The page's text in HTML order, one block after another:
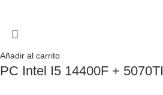
Añadir al carrito
PC Intel I5 14400F + 5070TI